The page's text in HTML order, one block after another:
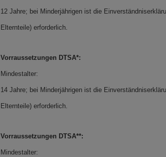
12 Jahre; bei Minderjährigen ist die
Elternteile) erforderlich.
Vorraussetzungen DTSA*:
Mindestalter:
14 Jahre; bei Minderjährigen ist die
Elternteile) erforderlich.
Vorraussetzungen DTSA**:
Mindestalter: